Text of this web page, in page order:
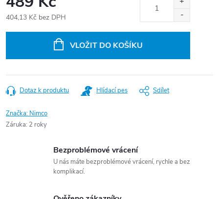
404,13 Kč bez DPH
VLOŽIT DO KOŠÍKU
Dotaz k produktu Hlídací pes Sdílet
Značka: Nimco
Záruka: 2 roky
Bezproblémové vrácení
U nás máte bezproblémové vrácení, rychle a bez
komplikací.